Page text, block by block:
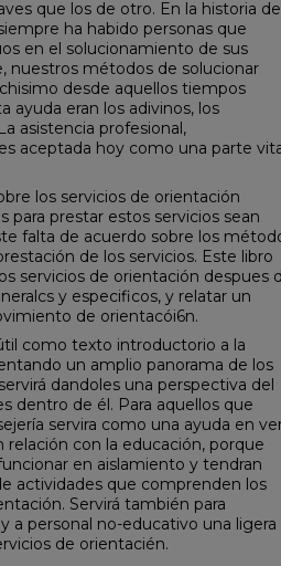
que los de otro. En la historia
ha habido personas que
en el solucionamiento de sus
nuestros métodos de solucionar
desde aquellos tiempos
ayuda eran los adivinos, los
asistencia profesional,
aceptada hoy como una parte
los servicios de orientación
para prestar estos servicios sean
falta de acuerdo sobre los
de los servicios. Este libro
servicios de orientación despues
y especificos, y relatar un
de orientacói6n.
como texto introductorio a la
un amplio panorama de los
dandoles una perspectiva del
dentro de él. Para aquellos que
servira como una ayuda en
relación con la educación, porque
en aislamiento y tendran
actividades que comprenden los
Servirá también para
a personal no-educativo una ligera
de orientacién.